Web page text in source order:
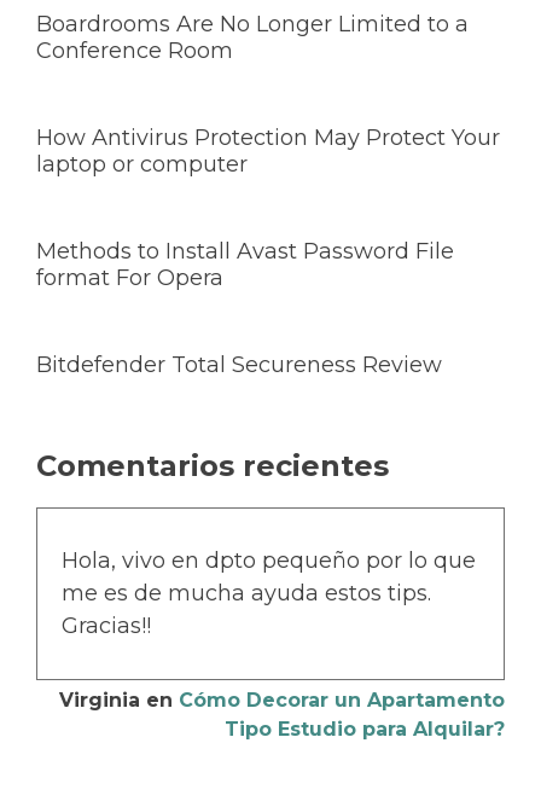
Boardrooms Are No Longer Limited to a
Conference Room
How Antivirus Protection May Protect Your
laptop or computer
Methods to Install Avast Password File
format For Opera
Bitdefender Total Secureness Review
Comentarios recientes
Hola, vivo en dpto pequeño por lo que
me es de mucha ayuda estos tips.
Gracias!!
Virginia en Cómo Decorar un Apartamento
Tipo Estudio para Alquilar?